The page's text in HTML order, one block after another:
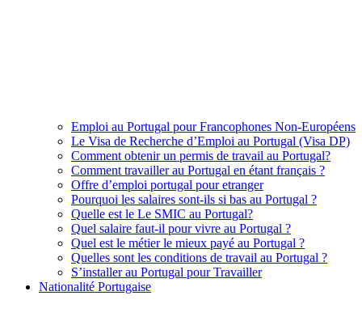
Emploi au Portugal pour Francophones Non-Européens
Le Visa de Recherche d’Emploi au Portugal (Visa DP)
Comment obtenir un permis de travail au Portugal?
Comment travailler au Portugal en étant français ?
Offre d’emploi portugal pour etranger
Pourquoi les salaires sont-ils si bas au Portugal ?
Quelle est le Le SMIC au Portugal?
Quel salaire faut-il pour vivre au Portugal ?
Quel est le métier le mieux payé au Portugal ?
Quelles sont les conditions de travail au Portugal ?
S’installer au Portugal pour Travailler
Nationalité Portugaise